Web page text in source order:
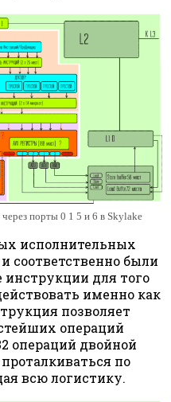
порты 0 1 5 и 6 в Skylake
исполнительных
соответственно были
для того
именно как
позволяет
операций
операций двойной
по
всю логистику.